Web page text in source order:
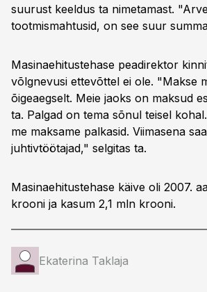
suurust keeldus ta nimetamast.
tootmismahtusid, on see suur
Masinaehitustehase peadirektor
võlgnevusi ettevõttel ei ole. "Makse
õigeaegselt. Meie jaoks on maksud
ta. Palgad on tema sõnul teisel
me maksame palkasid. Viimasena
juhtivtöötajad," selgitas ta.
Masinaehitustehase käive oli 2007.
krooni ja kasum 2,1 mln krooni.
Ekaterina Taklaja